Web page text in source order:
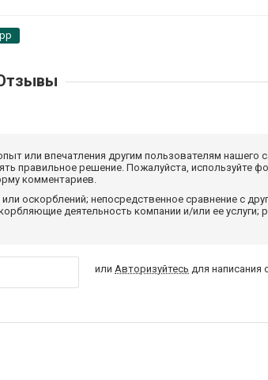
или впечатления другим пользователям нашего
правильное решение. Пожалуйста, используйте
комментариев.
оскорблений; непосредственное сравнение с
деятельность компании и/или ее услуги;
илиАвторизуйтесь для написания